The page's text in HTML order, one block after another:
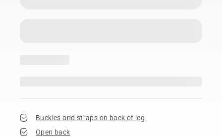
Buckles and straps on back of leg
Open back